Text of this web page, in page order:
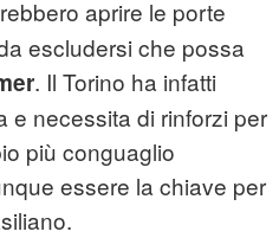
aprire le porte
escludersi che possa
. Il Torino ha infatti
e necessita di rinforzi per
più conguaglio
essere la chiave per